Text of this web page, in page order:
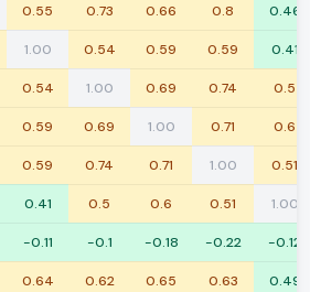
0.55 0.73 0.66 0.8 0.46
1.00 0.54 0.59 0.59 0.41
0.54 1.00 0.69 0.74 0.5
0.59 0.69 1.00 0.71 0.6
0.59 0.74 0.71 1.00 0.51
0.41 0.5 0.6 0.51 1.00
-0.11 -0.1 -0.18 -0.22 -0.12
0.64 0.62 0.65 0.63 0.49